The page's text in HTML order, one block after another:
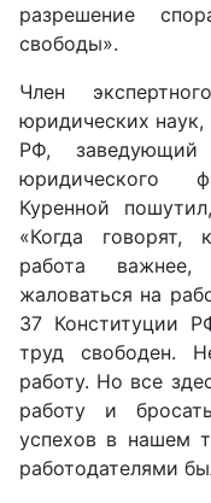
разрешение
свободы».
Член
юридических
РФ, заведующий
юридического
Куренной
«Когда говорят,
работа
жаловаться на
37 Конституции
труд свободен.
работу. Но все
работу и
успехов в нашем
работодателями